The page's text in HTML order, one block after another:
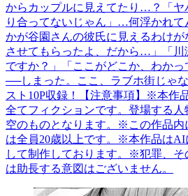
からカップルに見えてたり…？「ヤ
り合ってないじゃん」…何浮かれて
かが谷園さんの彼氏に見えるわけ
させてもらったよ、だから…」「
ですか？」「ここがどこか、わかっ
──しまった。ここ、ラブホ街じゃ
スト10P収録！【注意事項】※本作
全てフィクションです。登場する
空のものとなります。※この作品内
は全員20歳以上です。※本作品はAI
して制作しております。※犯罪、そ
は助長する意図はございません。